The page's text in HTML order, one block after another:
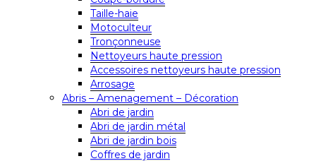
Taille-haie
Motoculteur
Tronçonneuse
Nettoyeurs haute pression
Accessoires nettoyeurs haute pression
Arrosage
Abris – Amenagement – Décoration
Abri de jardin
Abri de jardin métal
Abri de jardin bois
Coffres de jardin